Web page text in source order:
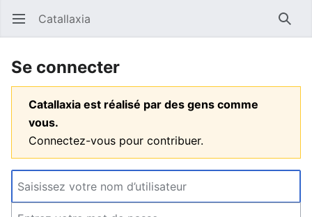
Ouvrir le menu principal Catallaxia
Se connecter
Catallaxia est réalisé par des gens comme
vous.
Connectez-vous pour contribuer.